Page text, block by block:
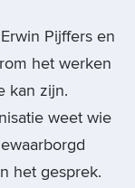
Pijffers en
het werken
kan zijn.
weet wie
het gesprek.